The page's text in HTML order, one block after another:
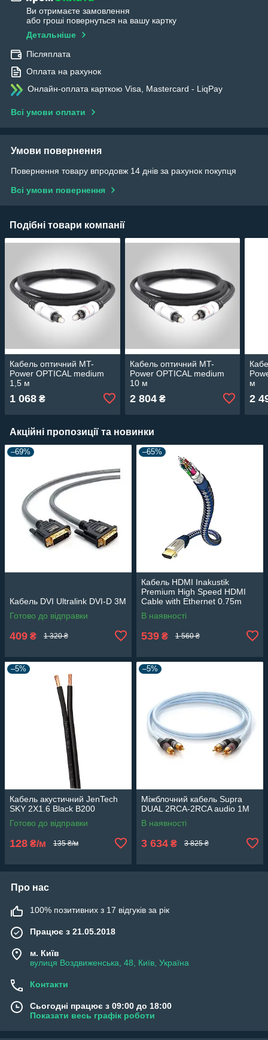
Ви отримаєте замовлення
або гроші повернуться на вашу картку
Детальніше
Післяплата
Оплата на рахунок
Онлайн-оплата карткою Visa, Mastercard - LiqPay
Всі умови оплати
Умови повернення
Повернення товару впродовж 14 днів за рахунок покупця
Всі умови повернення
Подібні товари компанії
Кабель оптичний MT-
Power OPTICAL medium
1,5 м
1 068 ₴
Кабель оптичний MT-
Power OPTICAL medium
10 м
2 804₴
м
2
Акційні пропозиції та новинки
–69%
Кабель DVI Ultralink DVI-D 3М
Готово до відправки
409 ₴ 1 320 ₴
–65%
Кабель HDMI Inakustik
Premium High Speed HDMI
Cable with Ethernet 0.75m
В наявності
539 ₴ 1 560 ₴
–5%
Кабель акустичний JenTech
SKY 2X1.6 Black B200
Готово до відправки
128 ₴/м 135 ₴/м
–5%
Міжблочний кабель Supra
DUAL 2RCA-2RCA audio 1M
В наявності
3 634 ₴ 3 825 ₴
Про нас
100% позитивних з 17 відгуків за рік
Працює з 21.05.2018
м. Київ
вулиця Воздвиженська, 48, Київ, Україна
Контакти
Сьогодні працює з 09:00 до 18:00
Показати весь графік роботи